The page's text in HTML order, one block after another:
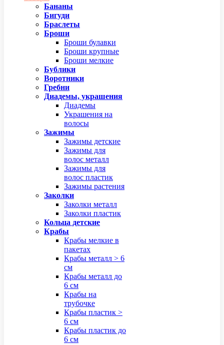
Бананы
Бигуди
Браслеты
Броши
Броши булавки
Броши крупные
Броши мелкие
Бублики
Воротники
Гребни
Диадемы, украшения
Диадемы
Украшения на
волосы
Зажимы
Зажимы детские
Зажимы для
волос металл
Зажимы для
волос пластик
Зажимы растения
Заколки
Заколки металл
Заколки пластик
Кольца детские
Крабы
Крабы мелкие в
пакетах
Крабы металл > 6
см
Крабы металл до
6 см
Крабы на
трубочке
Крабы пластик >
6 см
Крабы пластик до
6 см